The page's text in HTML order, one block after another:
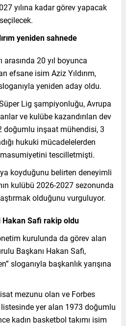
yılına kadar görev yapacak
yeniden sahnede
arasında 20 yıl boyunca
efsane isim Aziz Yıldırım,
yeniden aday oldu.
Lig şampiyonluğu, Avrupa
ve kulübe kazandırılan dev
doğumlu inşaat mühendisi, 3
hukuki mücadelelerden
tescilletmişti.
koyduğunu belirten deneyimli
kulübü 2026-2027 sezonunda
olduğunu vurguluyor.
Hakan Safi rakip oldu
kurulunda da görev alan
Başkanı Hakan Safi,
sloganıyla başkanlık yarışına
mezunu olan ve Forbes
yer alan 1973 doğumlu
kadın basketbol takımı isim